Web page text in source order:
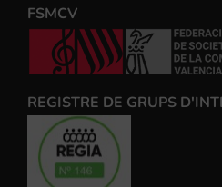
FSMCV
REGISTRE DE GRUPS